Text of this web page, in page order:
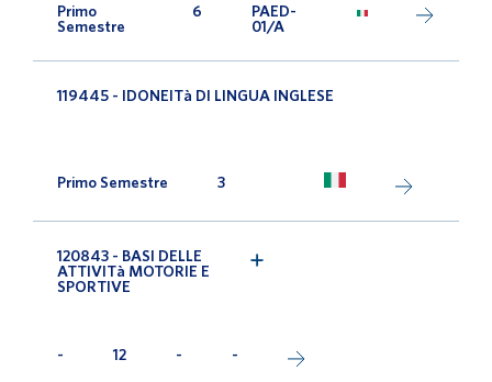
Primo
Semestre
6
PAED-
01/A
119445 - IDONEITà DI LINGUA INGLESE
Primo Semestre 3
120843 - BASI DELLE
ATTIVITà MOTORIE E
SPORTIVE
- 12 - -